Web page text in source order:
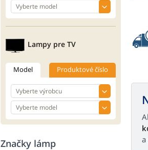
a
Lampy pre TV
Model Produktové číslo
Značky lámp